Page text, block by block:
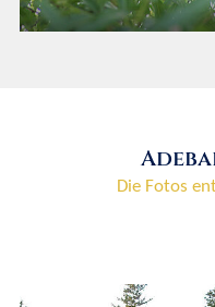
Die Fotos